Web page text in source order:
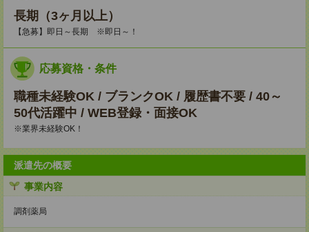
長期（3ヶ月以上）
【急募】即日～長期 ※即日～！
応募資格・条件
職種未経験OK / ブランクOK / 履歴書不要 / 40～
50代活躍中 / WEB登録・面接OK
※業界未経験OK！
派遣先の概要
事業内容
調剤薬局